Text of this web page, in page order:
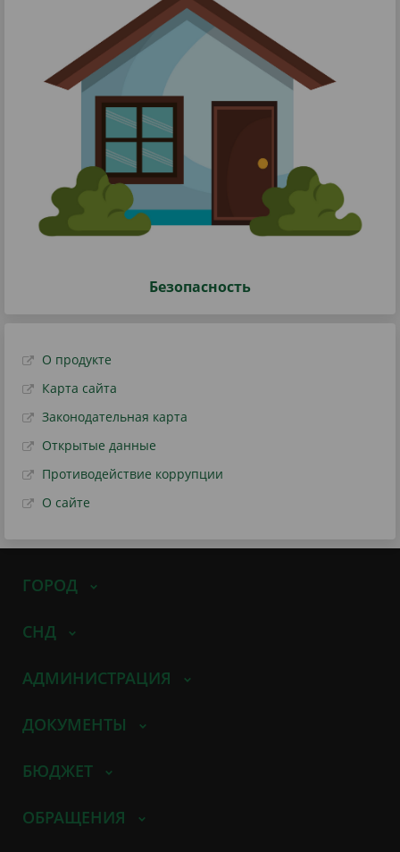
Безопасность
О продукте
Карта сайта
Законодательная карта
Открытые данные
Противодействие коррупции
О сайте
ГОРОД
СНД
АДМИНИСТРАЦИЯ
ДОКУМЕНТЫ
БЮДЖЕТ
ОБРАЩЕНИЯ